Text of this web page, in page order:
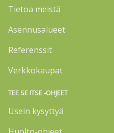
Tietoa meistä
Asennusalueet
Referenssit
Verkkokaupat
TEE SE ITSE -OHJEET
Usein kysyttyä